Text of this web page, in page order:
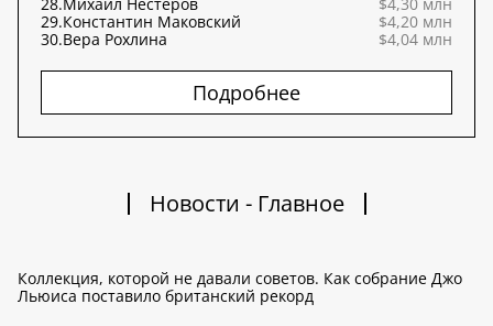
29.Константин Маковский
$4,20 млн
30.Вера Рохлина $4,04 млн
Подробнее
Новости - Главное
Коллекция, которой не давали советов. Как собрание Джо
Льюиса поставило британский рекорд